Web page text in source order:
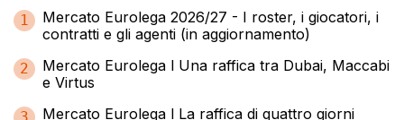
1
Mercato Eurolega 2026/27 - I roster, i giocatori, i
contratti e gli agenti (in aggiornamento)
2
Mercato Eurolega l Una raffica tra Dubai, Maccabi
e Virtus
Mercato Eurolega l La raffica di quattro giorni